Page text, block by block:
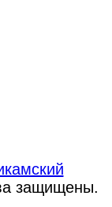
защищены.